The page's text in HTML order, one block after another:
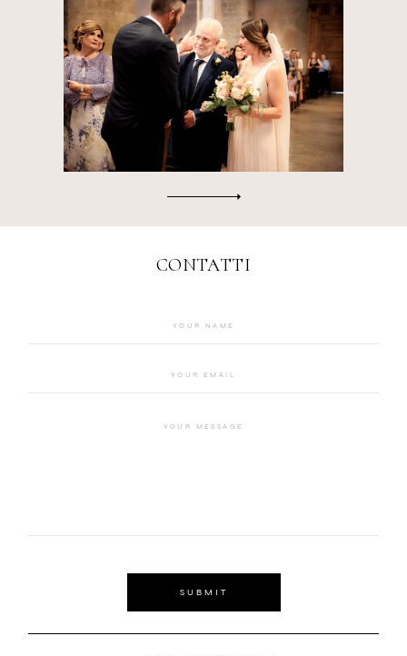
CONTATTI
SUBMIT